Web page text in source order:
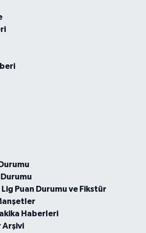
Puan Durumu ve Fikstür
Haberleri
Arşivi